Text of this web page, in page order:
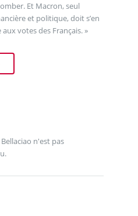
Et Macron, seul
et politique, doit s’en
votes des Français. »
n'est pas